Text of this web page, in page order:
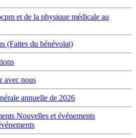
et de la physique médicale au
(Faites du bénévolat)
avec nous
annuelle de 2026
Nouvelles et événements